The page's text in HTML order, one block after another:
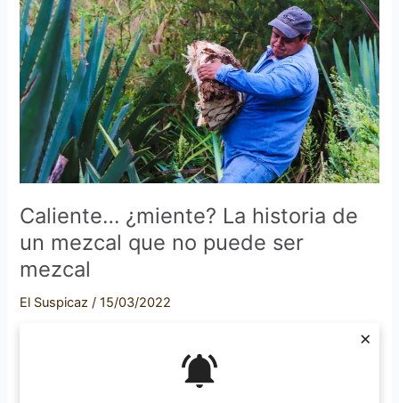
×
Caliente… ¿miente? La historia de
un mezcal que no puede ser
mezcal
El Suspicaz /15/03/2022
Por: Laura Isabel Reyes Solórzano y José Adolfo Gavilanes
Saldaña Recuerdos Finales de septiembre. La lluvia no da
tregua. Hace frío y el viento sopla con fuerza. Las enormes
historia
de
un
mezcal
que
no
puede
ser